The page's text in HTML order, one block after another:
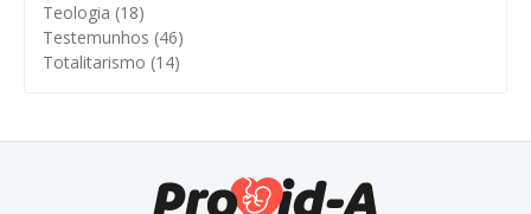
Teologia (18)
Testemunhos (46)
Totalitarismo (14)